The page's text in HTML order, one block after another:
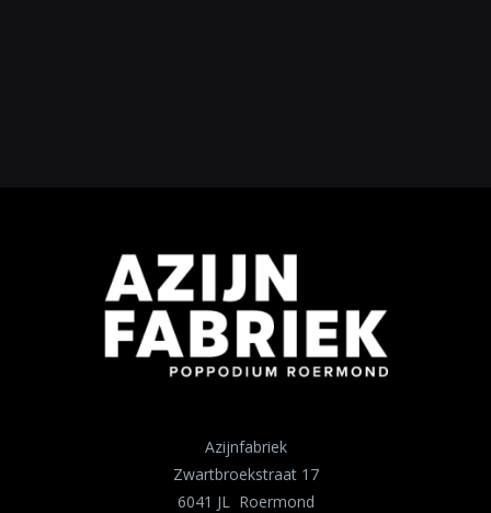
Azijnfabriek
Zwartbroekstraat 17
6041 JL Roermond